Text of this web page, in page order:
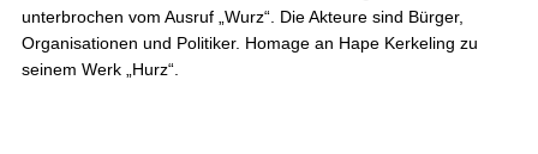
unterbrochen vom Ausruf „Wurz“. Die Akteure sind Bürger,
Organisationen und Politiker. Homage an Hape Kerkeling zu
seinem Werk „Hurz“.